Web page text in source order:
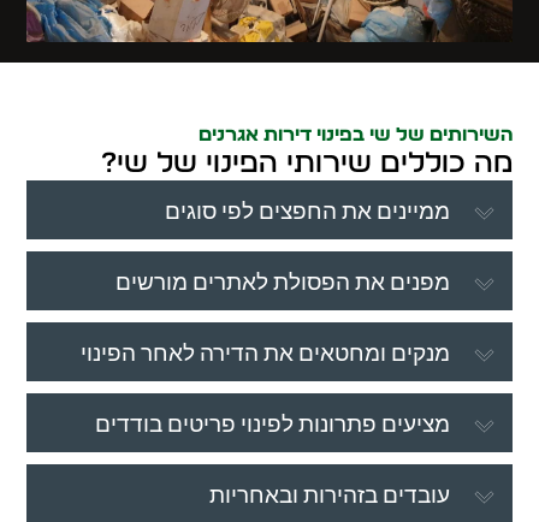
השירותים של שי בפינוי דירות אגרנים
מה כוללים שירותי הפינוי של שי?
ממיינים את החפצים לפי סוגים
מפנים את הפסולת לאתרים מורשים
מנקים ומחטאים את הדירה לאחר הפינוי
מציעים פתרונות לפינוי פריטים בודדים
עובדים בזהירות ובאחריות